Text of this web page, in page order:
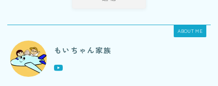
ABOUT ME
もいちゃん家族